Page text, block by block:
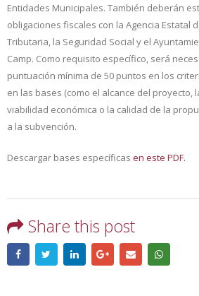
Entidades Municipales. También deberán
obligaciones fiscales con la Agencia Estatal
Tributaria, la Seguridad Social y el
Camp. Como requisito específico, será
puntuación mínima de 50 puntos en los
en las bases (como el alcance del proyecto,
viabilidad económica o la calidad de la
a la subvención.
Descargar bases específicas en este PDF.
Share this post